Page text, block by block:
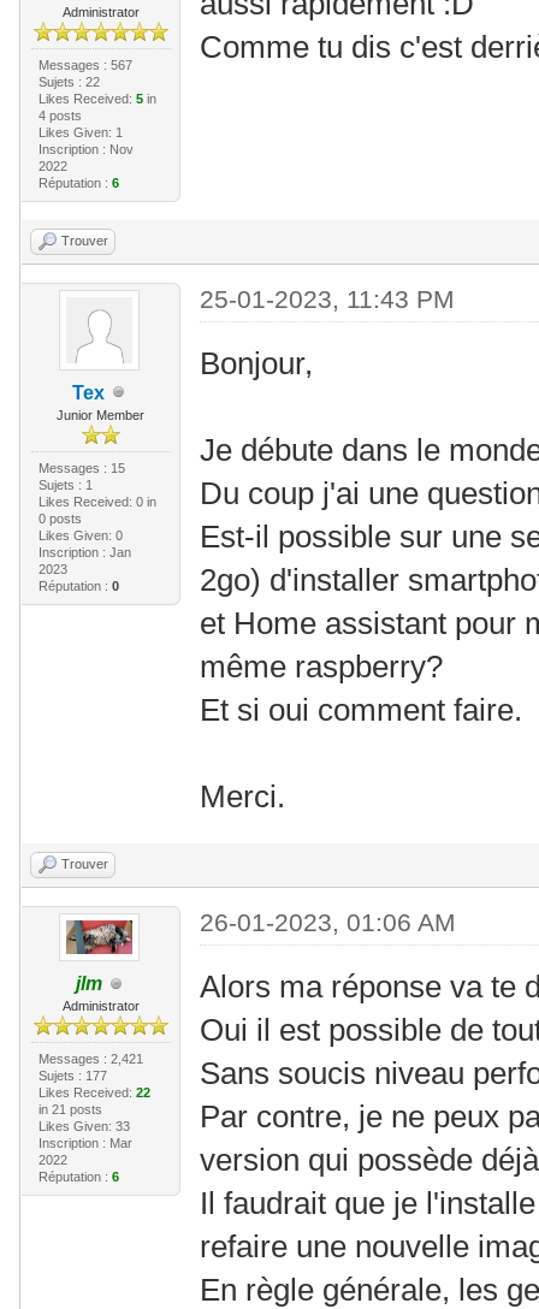
Administrator
Messages : 567
Sujets : 22
Likes Received: 5in
4 posts
Likes Given: 1
Inscription : Nov
2022
Réputation : 6
Comme tu dis c'est
Trouver
Tex
Junior Member
Messages : 15
Sujets : 1
Likes Received: 0in
0 posts
Likes Given: 0
Inscription : Jan
2023
Réputation : 0
25-01-2023, 11:43 PM
Bonjour,
Je débute dans le
Du coup j'ai une
Est-il possible sur une
2go) d'installer
et Home assistant pour
même raspberry?
Et si oui comment faire.
Merci.
Trouver
jlm
Administrator
Messages : 2,421
Sujets : 177
Likes Received: 22
in 21 posts
Likes Given: 33
Inscription : Mar
2022
Réputation : 6
26-01-2023, 01:06 AM
Alors ma réponse va te
Oui il est possible de
Sans soucis niveau
Par contre, je ne peux
version qui possède
Il faudrait que je
refaire une nouvelle
En règle générale, les